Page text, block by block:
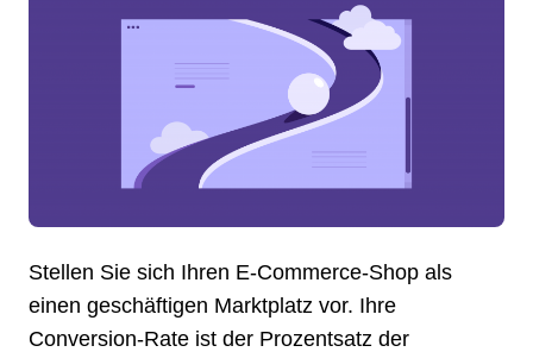
Stellen Sie sich Ihren E-Commerce-Shop als
einen geschäftigen Marktplatz vor. Ihre
Conversion-Rate ist der Prozentsatz der